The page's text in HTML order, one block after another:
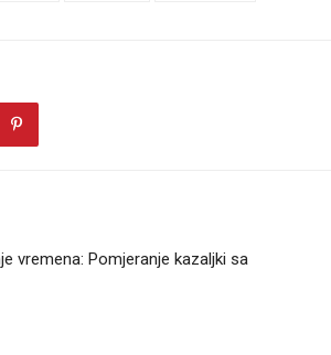
vremena: Pomjeranje kazaljki sa